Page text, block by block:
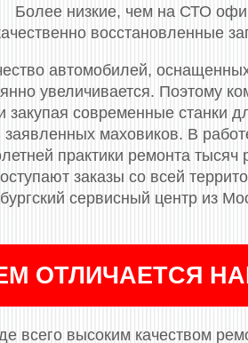
Более низкие, чем на СТО
восстановленные
автомобилей,
увеличивается. Поэтому
закупая современные станки
заявленных маховиков. В
практики ремонта
заказы со всей
сервисный центр из
ОТЛИЧАЕТСЯ
всего высоким качеством